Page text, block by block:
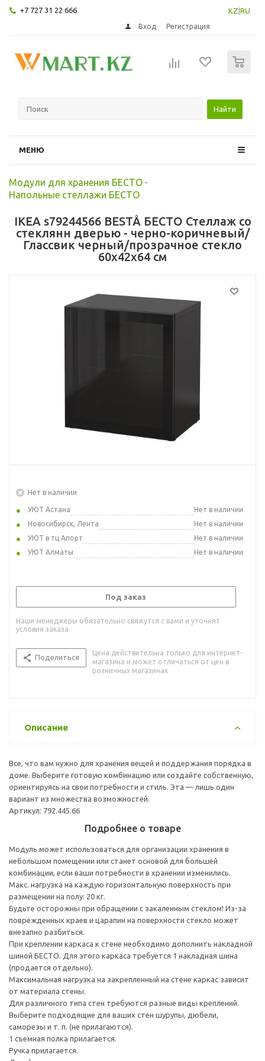
+7 727 31 22 666 KZ RU
Вход Регистрация
Найти
МЕНЮ
Модули для хранения БЕСТО -
Напольные стеллажи БЕСТО
IKEA s79244566 BESTÅ БЕСТО Стеллаж со
стеклянн дверью - черно-коричневый/
Глассвик черный/прозрачное стекло
60x42x64 см
Нет в наличии
УЮТ Астана
Нет в наличии
Новосибирск, Лента
Нет в наличии
УЮТ в тц Апорт
Нет в наличии
УЮТ Алматы
Нет в наличии
Под заказ
Наши менеджеры обязательно свяжутся с вами и уточнят
условия заказа
Поделиться
Цена действительна только для интернет-
магазина и может отличаться от цен в
розничных магазинах
Описание
Все, что вам нужно для хранения вещей и поддержания порядка в
доме. Выберите готовую комбинацию или создайте собственную,
ориентируясь на свои потребности и стиль. Эта — лишь один
вариант из множества возможностей.
Артикул: 792.445.66
Подробнее о товаре
Модуль может использоваться для организации хранения в
небольшом помещении или станет основой для большей
комбинации, если ваши потребности в хранении изменились.
Макс. нагрузка на каждую горизонтальную поверхность при
размещении на полу: 20 кг.
Будьте осторожны при обращении с закаленным стеклом! Из-за
поврежденных краев и царапин на поверхности стекло может
внезапно разбиться.
При креплении каркаса к стене необходимо дополнить накладной
шиной БЕСТО. Для этого каркаса требуется 1 накладная шина
(продается отдельно).
Максимальная нагрузка на закрепленный на стене каркас зависит
от материала стены.
Для различного типа стен требуются разные виды креплений.
Выберите подходящие для ваших стен шурупы, дюбели,
саморезы и т. п. (не прилагаются).
1 съемная полка прилагается.
Ручка прилагается.